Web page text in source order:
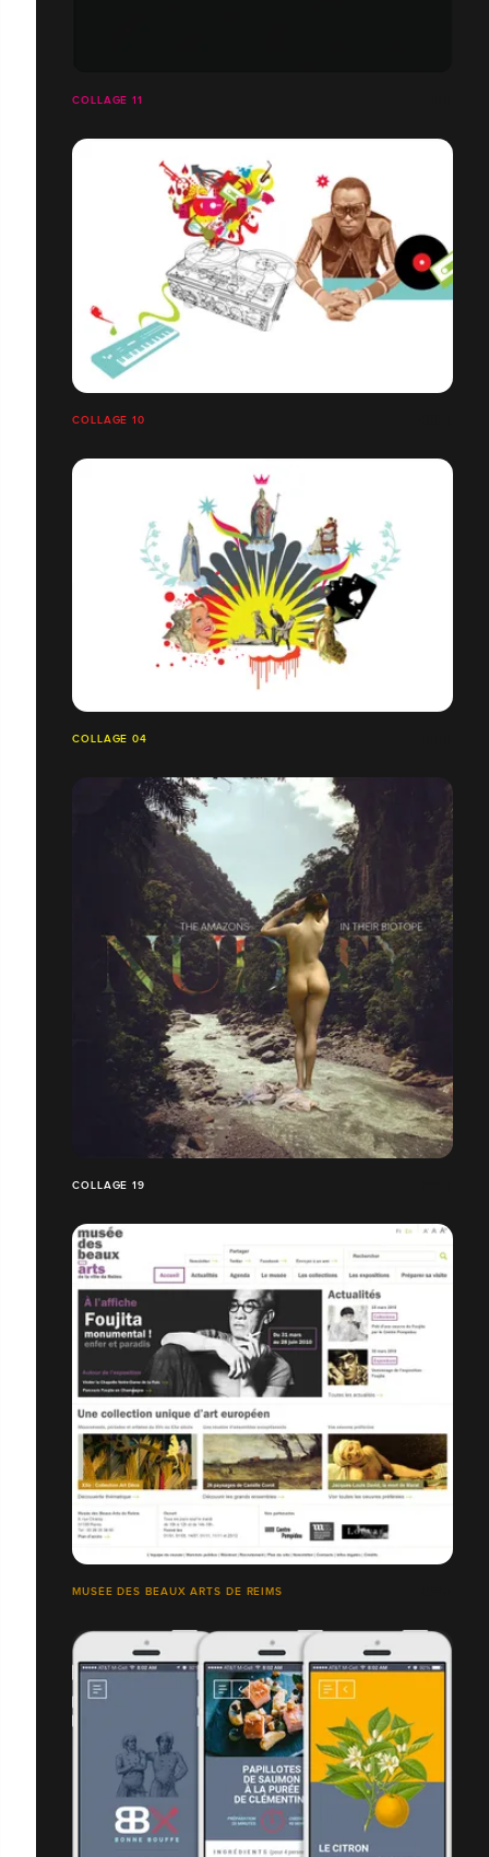
COLLAGE 11
COLLAGE 10
COLLAGE 04
COLLAGE 19
MUSÉE DES BEAUX ARTS DE REIMS